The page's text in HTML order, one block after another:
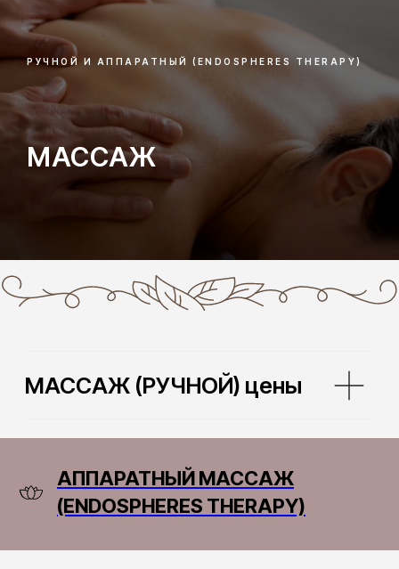
РУЧНОЙ И АППАРАТНЫЙ (ENDOSPHERES THERAPY)
МАССАЖ
МАССАЖ (РУЧНОЙ) цены
АППАРАТНЫЙ МАССАЖ
(ENDOSPHERES THERAPY)